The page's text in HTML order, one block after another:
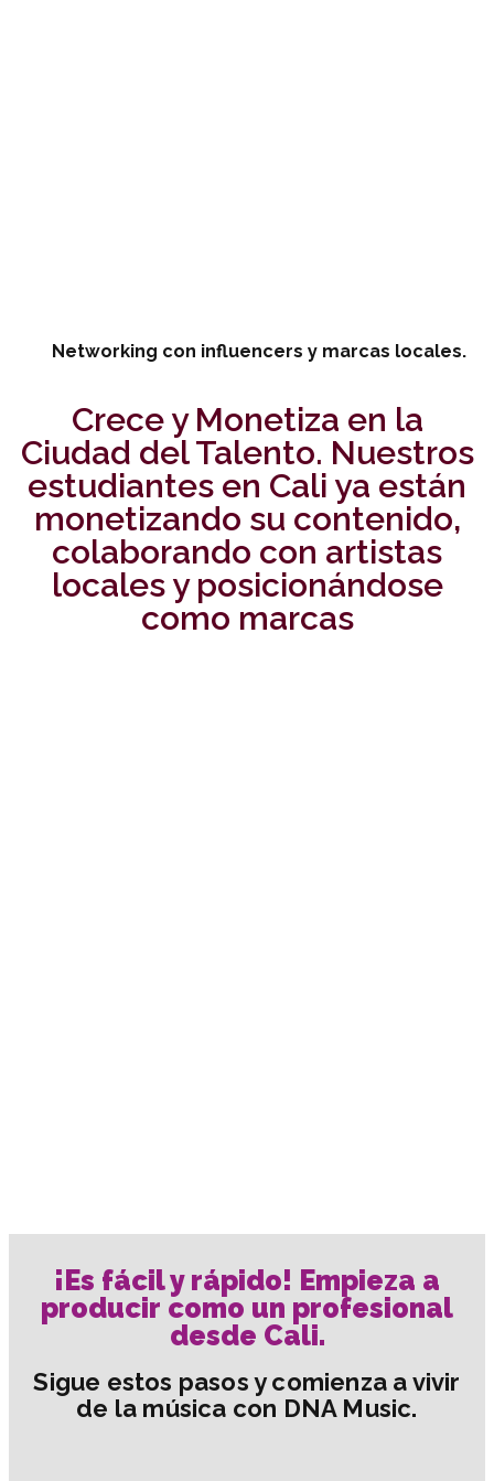
Networking con influencers y marcas locales.
Crece y Monetiza en la
Ciudad del Talento. Nuestros
estudiantes en Cali ya están
monetizando su contenido,
colaborando con artistas
locales y posicionándose
como marcas
¡Es fácil y rápido! Empieza a
producir como un profesional
desde Cali.
Sigue estos pasos y comienza a vivir
de la música con DNA Music.